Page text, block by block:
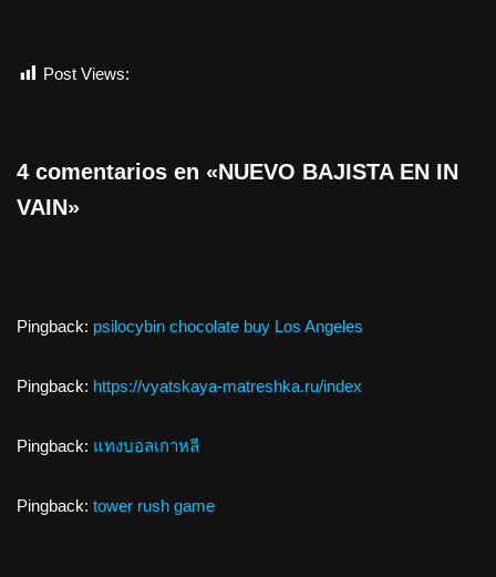
Post Views:
4 comentarios en «NUEVO BAJISTA EN IN
VAIN»
Pingback: psilocybin chocolate buy Los Angeles
Pingback: https://vyatskaya-matreshka.ru/index
Pingback: แทงบอลเกาหลี
Pingback: tower rush game